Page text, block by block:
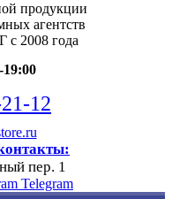
продукции
агентств
с 2008 года
19:00
12
пер. 1
Telegram